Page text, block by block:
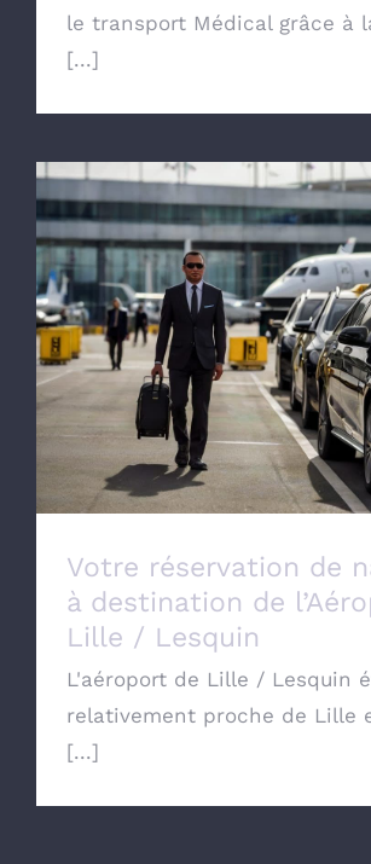
le transport Médical grâce à
[...]
Votre réservation de navette à
de l’Aéroport Lille /
Votre réservation de
à destination de
Lille / Lesquin
L'aéroport de Lille / Lesquin
relativement proche de Lille
[...]